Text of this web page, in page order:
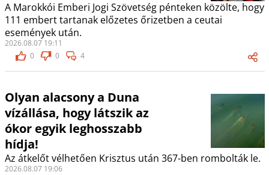
A Marokkói Emberi Jogi Szövetség pénteken közölte, hogy
111 embert tartanak előzetes őrizetben a ceutai
események után.
2026.08.07 19:11
0
0 4
Olyan alacsony a Duna
vízállása, hogy látszik az
ókor egyik leghosszabb
hídja!
Az átkelőt vélhetően Krisztus után 367-ben rombolták le.
2026.08.07 19:06